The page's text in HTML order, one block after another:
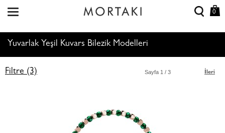
0
Yuvarlak Yeşil Kuvars Bilezik Modelleri
Filtre (3) İleri
Sayfa 1 / 3